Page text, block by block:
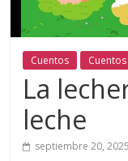
Cuentos
La
leche
septiembre 20, 2025